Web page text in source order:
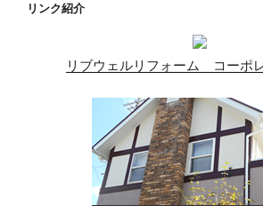
リンク紹介
リブウェルリフォーム コーポ